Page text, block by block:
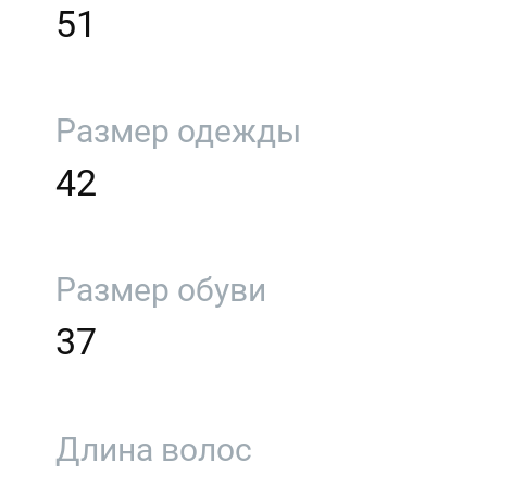
51
Размер одежды
42
Размер обуви
37
Длина волос